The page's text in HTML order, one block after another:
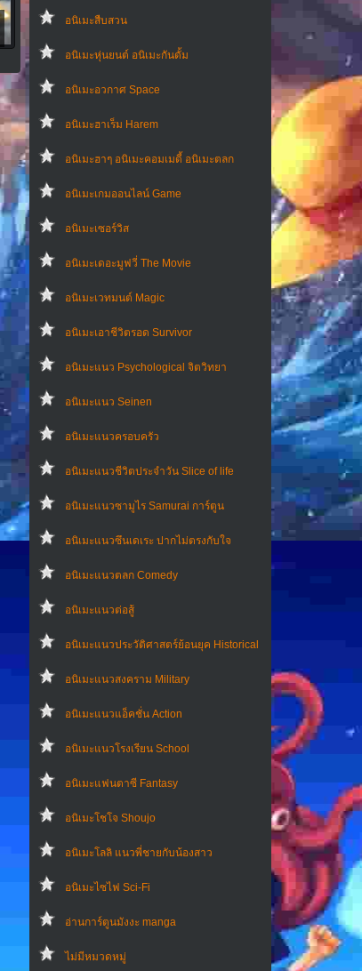
อนิเมะสืบสวน
อนิเมะหุ่นยนต์ อนิเมะกันดั้ม
อนิเมะอวกาศ Space
อนิเมะฮาเร็ม Harem
อนิเมะฮาๆ อนิเมะคอมเมดี้ อนิเมะตลก
อนิเมะเกมออนไลน์ Game
อนิเมะเซอร์วิส
อนิเมะเดอะมูฟวี่ The Movie
อนิเมะเวทมนต์ Magic
อนิเมะเอาชีวิตรอด Survivor
อนิเมะแนว Psychological จิตวิทยา
อนิเมะแนว Seinen
อนิเมะแนวครอบครัว
อนิเมะแนวชีวิตประจําวัน Slice of life
อนิเมะแนวซามูไร Samurai การ์ตูน
อนิเมะแนวซึนเดเระ ปากไม่ตรงกับใจ
อนิเมะแนวตลก Comedy
อนิเมะแนวต่อสู้
อนิเมะแนวประวัติศาสตร์ย้อนยุค Historical
อนิเมะแนวสงคราม Military
อนิเมะแนวแอ็คชั่น Action
อนิเมะแนวโรงเรียน School
อนิเมะแฟนตาซี Fantasy
อนิเมะโชโจ Shoujo
อนิเมะโลลิ แนวพี่ชายกับน้องสาว
อนิเมะไซไฟ Sci-Fi
อ่านการ์ตูนมังงะ manga
ไม่มีหมวดหมู่